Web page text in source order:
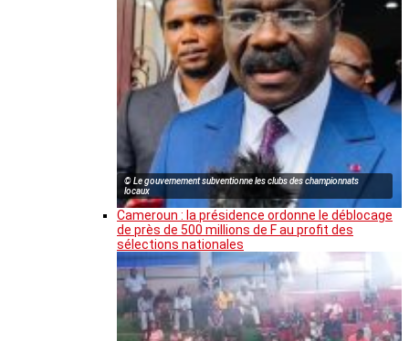
© Le gouvernement subventionne les clubs des championnats
locaux
Cameroun : la présidence ordonne le déblocage
de près de 500 millions de F au profit des
sélections nationales